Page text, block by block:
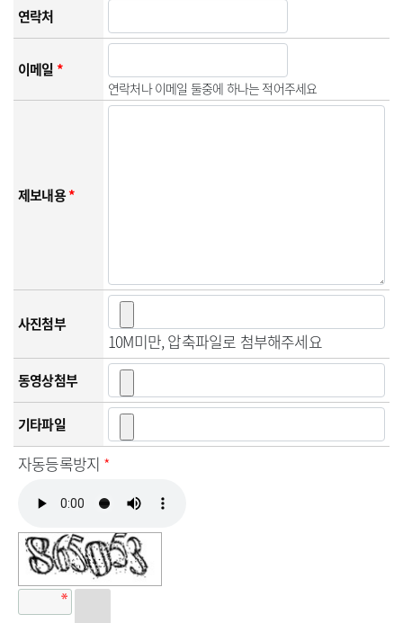
연락처
이메일*
연락처나 이메일 둘중에 하나는 적어주세요
제보내용*
사진첨부
10M미만, 압축파일로 첨부해주세요
동영상첨부
기타파일
자동등록방지 *